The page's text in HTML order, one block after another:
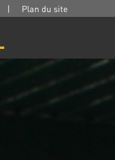
| Plan du site